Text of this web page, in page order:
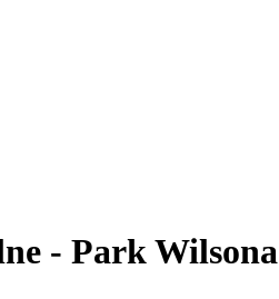
- Park Wilsona